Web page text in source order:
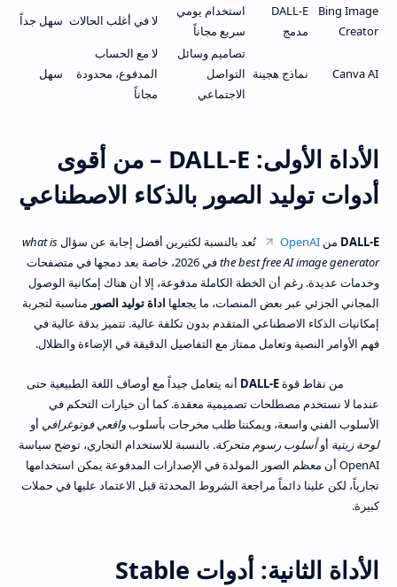
Bing Image
Creator
DALL-E
مدمج
استخدام يومي
سريع مجاناً
لا في أغلب الحالات سهل جداً
Canva AI نماذج هجينة
تصاميم وسائل
التواصل
الاجتماعي
لا مع الحساب
المدفوع، محدودة
مجاناً
سهل
الأداة الأولى: DALL-E – من أقوى
أدوات توليد الصور بالذكاء الاصطناعي
DALL-E من OpenAI تُعد بالنسبة لكثيرين أفضل إجابة عن سؤال what is
the best free AI image generator
في 2026، خاصة بعد دمجها في متصفحات
وخدمات عديدة. رغم أن الخطة الكاملة مدفوعة، إلا أن هناك إمكانية الوصول
المجاني الجزئي عبر بعض المنصات، ما يجعلها اداة توليد الصور مناسبة لتجربة
إمكانيات الذكاء الاصطناعي المتقدم بدون تكلفة عالية. تتميز بدقة عالية في
فهم الأوامر النصية وتعامل ممتاز مع التفاصيل الدقيقة في الإضاءة والظلال.
من نقاط قوة DALL-E أنه يتعامل جيداً مع أوصاف اللغة الطبيعية حتى
عندما لا نستخدم مصطلحات تصميمية معقدة. كما أن خيارات التحكم في
الأسلوب الفني واسعة، ويمكننا طلب مخرجات بأسلوبواقعي فوتوغرافي أو
لوحة زيتية أوأسلوب رسوم متحركة. بالنسبة للاستخدام التجاري، توضح سياسة
OpenAI أن معظم الصور المولدة في الإصدارات المدفوعة يمكن استخدامها
تجارياً، لكن علينا دائماً مراجعة الشروط المحدثة قبل الاعتماد عليها في حملات
كبيرة.
الأداة الثانية: أدوات Stable